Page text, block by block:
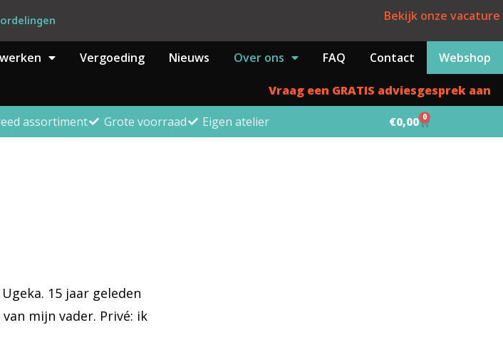
Bekijk onze vacature
Vergoeding Nieuws Over ons FAQ Contact Webshop
Vraag een GRATIS adviesgesprek aan
assortiment Grote voorraad Eigen atelier €0,00 0
15 jaar geleden
mijn vader. Privé: ik